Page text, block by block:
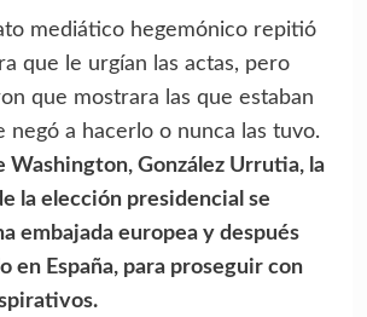
mediático hegemónico repitió
que le urgían las actas, pero
que mostrara las que estaban
negó a hacerlo o nunca las tuvo.
Washington, González Urrutia, la
la elección presidencial se
embajada europea y después
en España, para proseguir con